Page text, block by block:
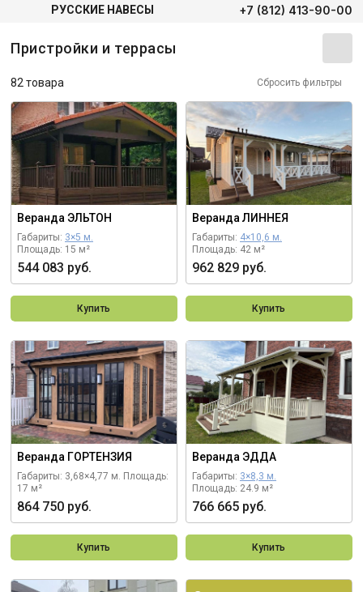
РУССКИЕ НАВЕСЫ +7 (812) 413-90-00
Пристройки и террасы
82 товара Сбросить фильтры
Веранда ЭЛЬТОН
Габариты: 3×5 м.
Площадь: 15 м²
544 083 руб.
Купить
Веранда ЛИННЕЯ
Габариты: 4×10,6 м.
Площадь: 42 м²
962 829 руб.
Купить
Веранда ГОРТЕНЗИЯ
Габариты: 3,68×4,77 м. Площадь:
17 м²
864 750 руб.
Купить
Веранда ЭДДА
Габариты: 3×8,3 м.
Площадь: 24.9 м²
766 665 руб.
Купить